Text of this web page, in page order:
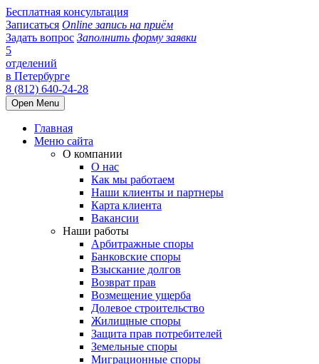
Бесплатная консультация
Записаться Online запись на приём
Задать вопрос Заполнить форму заявки
5
отделений
в Петербурге
8 (812) 640-24-28
Open Menu
Главная
Меню сайта
О компании
О нас
Как мы работаем
Наши клиенты и партнеры
Карта клиента
Вакансии
Наши работы
Арбитражные споры
Банковские споры
Взыскание долгов
Возврат прав
Возмещение ущерба
Долевое строительство
Жилищные споры
Защита прав потребителей
Земельные споры
Миграционные споры